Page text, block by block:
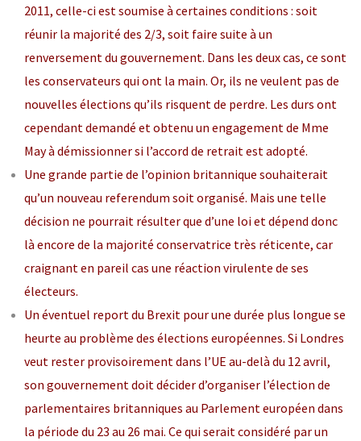
2011, celle-ci est soumise à certaines conditions : soit
réunir la majorité des 2/3, soit faire suite à un
renversement du gouvernement. Dans les deux cas, ce sont
les conservateurs qui ont la main. Or, ils ne veulent pas de
nouvelles élections qu’ils risquent de perdre. Les durs ont
cependant demandé et obtenu un engagement de Mme
May à démissionner si l’accord de retrait est adopté.
Une grande partie de l’opinion britannique souhaiterait
qu’un nouveau referendum soit organisé. Mais une telle
décision ne pourrait résulter que d’une loi et dépend donc
là encore de la majorité conservatrice très réticente, car
craignant en pareil cas une réaction virulente de ses
électeurs.
Un éventuel report du Brexit pour une durée plus longue se
heurte au problème des élections européennes. Si Londres
veut rester provisoirement dans l’UE au-delà du 12 avril,
son gouvernement doit décider d’organiser l’élection de
parlementaires britanniques au Parlement européen dans
la période du 23 au 26 mai. Ce qui serait considéré par un